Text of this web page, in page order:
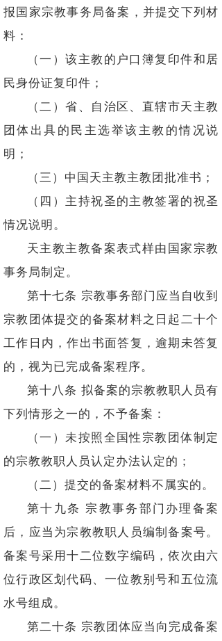
报国家宗教事务局备案，并提交下列材
料：
（一）该主教的户口簿复印件和居
民身份证复印件；
（二）省、自治区、直辖市天主教
团体出具的民主选举该主教的情况说
明；
（三）中国天主教主教团批准书；
（四）主持祝圣的主教签署的祝圣
情况说明。
天主教主教备案表式样由国家宗教
事务局制定。
第十七条 宗教事务部门应当自收到
宗教团体提交的备案材料之日起二十个
工作日内，作出书面答复，逾期未答复
的，视为已完成备案程序。
第十八条 拟备案的宗教教职人员有
下列情形之一的，不予备案：
（一）未按照全国性宗教团体制定
的宗教教职人员认定办法认定的；
（二）提交的备案材料不属实的。
第十九条 宗教事务部门办理备案
后，应当为宗教教职人员编制备案号。
备案号采用十二位数字编码，依次由六
位行政区划代码、一位教别号和五位流
水号组成。
第二十条 宗教团体应当向完成备案